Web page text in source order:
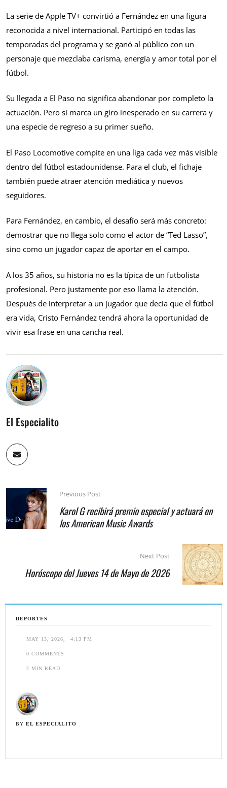
DEPORTES
MAY 13, 2026 4:13 PM
0 COMMENTS
2 MIN READ
BY EL ESPECIALITO
La serie de Apple TV+ convirtió a Fernández en una figura
reconocida a nivel internacional. Participó en todas las
temporadas del programa y se ganó al público con un
personaje que mezclaba carisma, energía y amor total por el
fútbol.
Su llegada a El Paso no significa abandonar por completo la
actuación. Pero sí marca un giro inesperado en su carrera y
una especie de regreso a su primer sueño.
El Paso Locomotive compite en una liga cada vez más visible
dentro del fútbol estadounidense. Para el club, el fichaje
también puede atraer atención mediática y nuevos
seguidores.
Para Fernández, en cambio, el desafío será más concreto:
demostrar que no llega solo como el actor de “Ted Lasso”,
sino como un jugador capaz de aportar en el campo.
A los 35 años, su historia no es la típica de un futbolista
profesional. Pero justamente por eso llama la atención.
Después de interpretar a un jugador que decía que el fútbol
era vida, Cristo Fernández tendrá ahora la oportunidad de
vivir esa frase en una cancha real.
El Especialito
Previous Post
Karol G recibirá premio especial y actuará en
los American Music Awards
Next Post
Horóscopo del Jueves 14 de Mayo de 2026